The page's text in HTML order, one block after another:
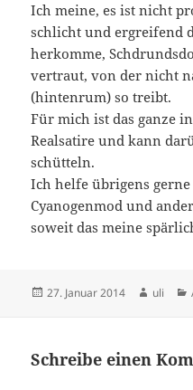
Ich meine, es ist nicht
schlicht und ergreifend
herkomme,
vertraut, von der nicht
(hintenrum) so treibt.
Für mich ist das ganze
Realsatire und kann
schütteln.
Ich helfe übrigens
Cyanogenmod und
soweit das meine
Veröffentlicht
27. Januar 2014 Autor
uli
Schreibe einen